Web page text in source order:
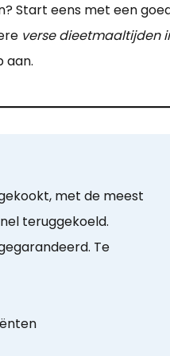
Start eens met een
verse dieetmaaltijden
aan.
met de meest
teruggekoeld.
Te